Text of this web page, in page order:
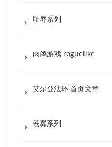
耻辱系列
肉鸽游戏 roguelike
艾尔登法环 首页文章
苍翼系列